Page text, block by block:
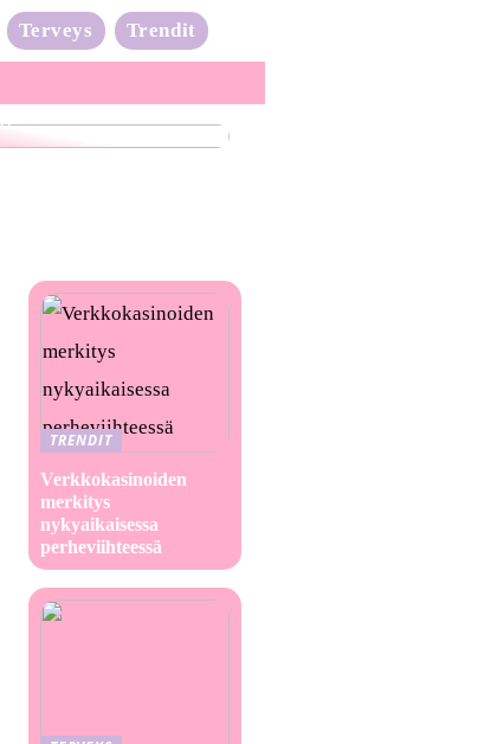
Terveys Trendit
aalto on täydessä
TRENDIT
Verkkokasinoiden
merkitys
nykyaikaisessa
perheviihteessä